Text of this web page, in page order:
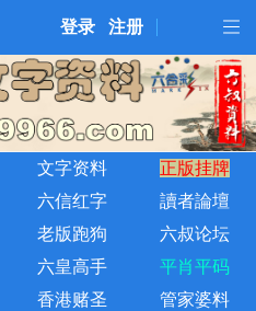
登录 注册
文字资料
正版挂牌
六信红字
讀者論壇
老版跑狗
六叔论坛
六皇高手
平肖平码
香港赌圣
管家婆料